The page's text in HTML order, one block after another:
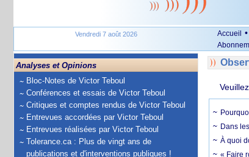
Vendredi 7 août 2026 Accueil •
Analyses et Opinions
Bloc-Notes de Victor Teboul
Conférences et essais de Victor Teboul
Critiques et comptes rendus de Victor Teboul
Entrevues accordées par Victor Teboul
Entrevues réalisées par Victor Teboul
Tolerance.ca : Plus de vingt ans de
publications et d'interventions publiques !
Dans
À quoi
« Faire